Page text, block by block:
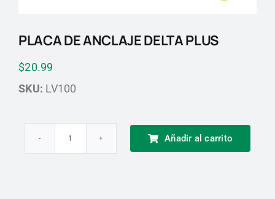
PLACA DE ANCLAJE DELTA PLUS
$20.99
SKU: LV100
Añadir al carrito